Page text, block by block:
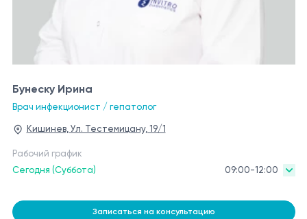
Бунеску Ирина
Врач инфекционист / гепатолог
Кишинев, Ул. Тестемицану, 19/1
Рабочий график
Сегодня (Суббота)
09:00-12:00
Записаться на консультацию